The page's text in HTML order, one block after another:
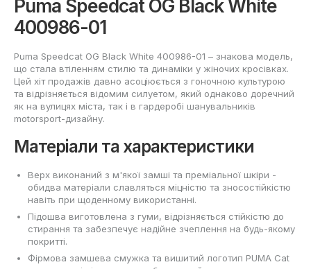
Puma Speedcat OG Black White
400986-01
Puma Speedcat OG Black White 400986-01 – знакова модель,
що стала втіленням стилю та динаміки у жіночих кросівках.
Цей хіт продажів давно асоціюється з гоночною культурою
та відрізняється відомим силуетом, який однаково доречний
як на вулицях міста, так і в гардеробі шанувальників
motorsport-дизайну.
Матеріали та характеристики
Верх виконаний з м'якої замші та преміальної шкіри -
обидва матеріали славляться міцністю та зносостійкістю
навіть при щоденному використанні.
Підошва виготовлена з гуми, відрізняється стійкістю до
стирання та забезпечує надійне зчеплення на будь-якому
покритті.
Фірмова замшева смужка та вишитий логотип PUMA Cat